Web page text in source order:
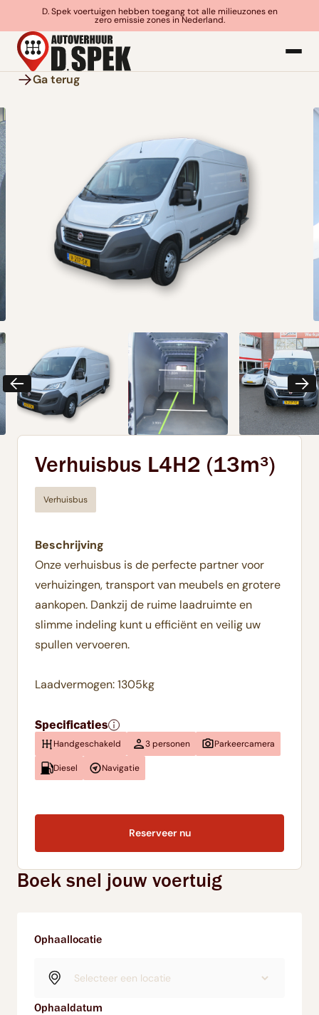
D. Spek voertuigen hebben toegang tot alle milieuzones en
zero emissie zones in Nederland.
Ga terug
Verhuisbus L4H2 (13m³)
Verhuisbus
Beschrijving
Onze verhuisbus is de perfecte partner voor
verhuizingen, transport van meubels en grotere
aankopen. Dankzij de ruime laadruimte en
slimme indeling kunt u efficiënt en veilig uw
spullen vervoeren.
Laadvermogen: 1305kg
Specificaties
Handgeschakeld 3 personen Parkeercamera
Diesel Navigatie
Reserveer nu
Boek snel jouw voertuig
Ophaallocatie
Ophaaldatum